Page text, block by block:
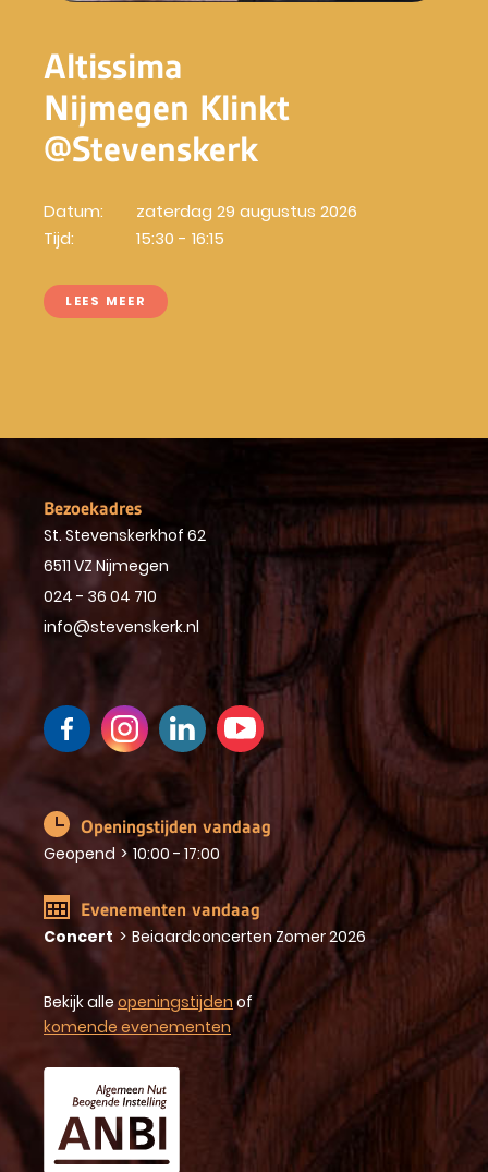
Altissima
Nijmegen Klinkt
@Stevenskerk
Datum:
Tijd:
zaterdag 29 augustus 2026
15:30 - 16:15
LEES MEER
Bezoekadres
St. Stevenskerkhof 62
6511 VZ Nijmegen
024 - 36 04 710
info@stevenskerk.nl
Openingstijden vandaag
Geopend > 10:00 - 17:00
Evenementen vandaag
Concert > Beiaardconcerten Zomer 2026
Bekijk alle openingstijden of
komende evenementen